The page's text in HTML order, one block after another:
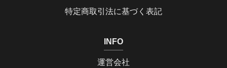
特定商取引法に基づく表記
INFO
運営会社